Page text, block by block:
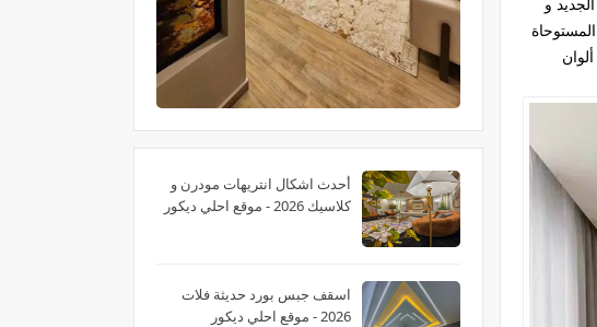
أحدث اشكال انتريهات مودرن و
كلاسيك 2026 - موقع احلي ديكور
اسقف جبس بورد حديثة فلات
2026 - موقع احلي ديكور